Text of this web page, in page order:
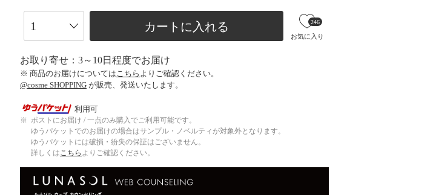
カートに入れる
お気に入り
246
お取り寄せ：3～10日程度でお届け
※ 商品のお届けについては こちら よりご確認ください。
@cosme SHOPPING が販売、発送いたします。
利用可
※ ポストにお届け / 一点のみ購入でご利用可能です。
ゆうパケットでのお届けの場合はサンプル・ノベルティが対象外となります。
ゆうパケットには破損・紛失の保証はございません。
詳しくはこちら よりご確認ください。